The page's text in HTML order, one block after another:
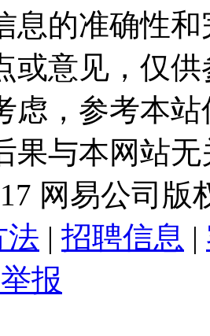
息的准确性
或意见，仅
虑，参考本
果与本网站
网易公司版
法 | 招聘信息 |
报